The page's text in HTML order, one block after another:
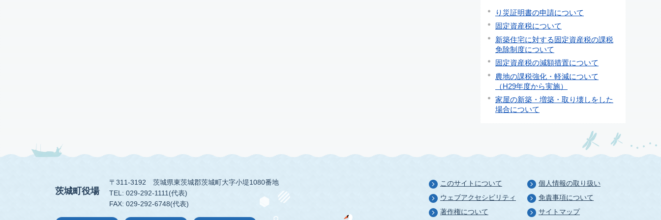
り災証明書の申請について
固定資産税について
新築住宅に対する固定資産税の課税
免除制度について
固定資産税の減額措置について
農地の課税強化・軽減について
（H29年度から実施）
家屋の新築・増築・取り壊しをした
場合について
茨城町役場
〒311-3192
茨城県東茨城郡茨城町大字小堤1080番地
TEL: 029-292-1111(代表)
FAX: 029-292-6748(代表)
このサイトについて
個人情報の取り扱い
ウェブアクセシビリティ
免責事項について
著作権について
サイトマップ